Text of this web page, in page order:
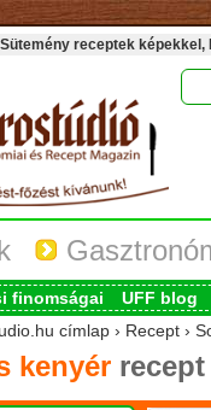
receptek
finomságai UFF blog
címlap › Recept ›
kenyérrecept